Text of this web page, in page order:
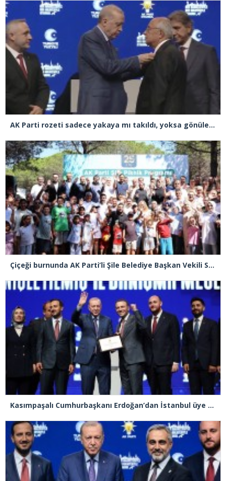
AK Parti rozeti sadece yakaya mı takıldı, yoksa gönüle takılmadı mı?
Çiçeği burnunda AK Parti’li Şile Belediye Başkan Vekili Sacit Terzi, teşkilatlarla piknikte buluştu
Kasımpaşalı Cumhurbaşkanı Erdoğan’dan İstanbul üye birincisi Beyoğlu İlçe Başkanı Kasım Fırat’a plaket